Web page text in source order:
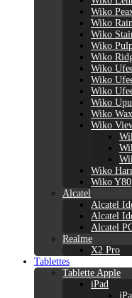
Wiko
Wiko
Wiko
Wiko
Wiko
Wiko
Wiko
Wiko
Wiko
Wiko Wax
Wiko
Wiko
Wiko Y80
Alcatel
Alcatel
Alcatel
Alcatel
Realme
X2 Pro
Tablettes
Tablette Apple
iPad